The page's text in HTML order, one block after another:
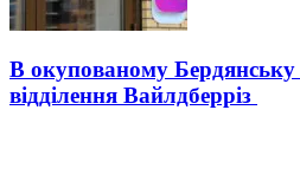
В окупованому
відділення Вайлдберріз